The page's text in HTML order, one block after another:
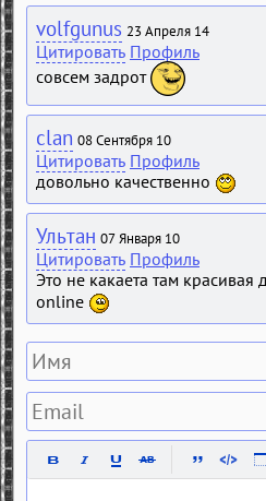
volfgunus 23 Апреля 14
Цитировать Профиль
совсем задрот
clan 08 Сентября 10
Цитировать Профиль
довольно качественно
Ультан 07 Января 10
Цитировать Профиль
Это не какаета там красивая
online